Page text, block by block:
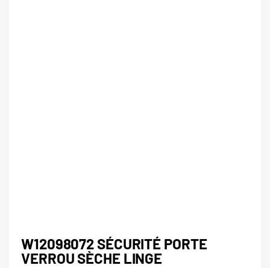
W12098072 SÉCURITÉ PORTE
VERROU SÈCHE LINGE